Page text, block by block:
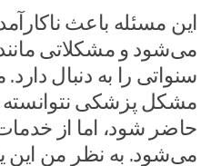
این مسئله باعث
می‌شود و مشکلاتی
سنواتی را به دنبال
مشکل پزشکی نتوانسته
حاضر شود، اما از
می‌شود. به نظر من